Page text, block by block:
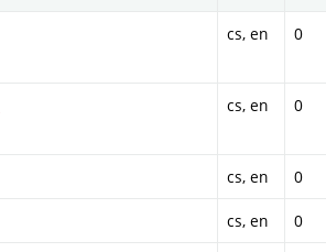
cs, en 0
cs, en 0
cs, en 0
cs, en 0